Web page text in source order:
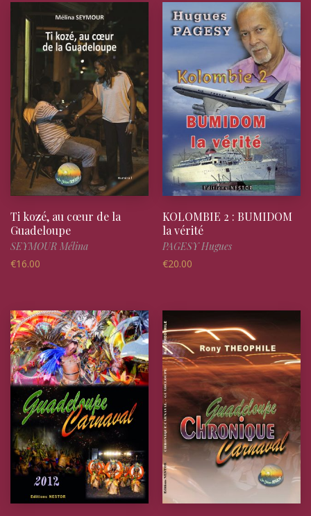
Ti kozé, au cœur de la
Guadeloupe
SEYMOUR Mélina
€16.00
KOLOMBIE 2 : BUMIDOM
la vérité
PAGESY Hugues
€20.00